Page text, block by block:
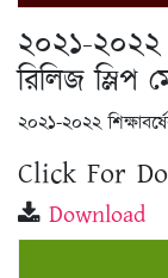
২০২১-২০২২
রিলিজ স্লিপ
২০২১-২০২২
Click For
Download